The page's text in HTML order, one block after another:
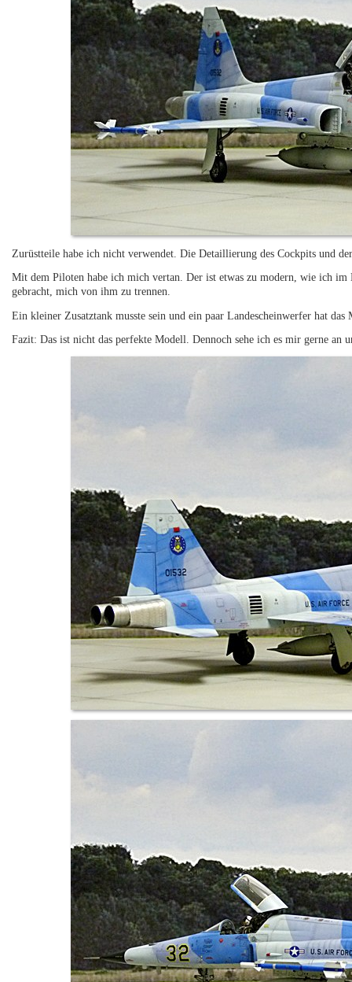
Zurüstteile habe ich nicht verwendet. Die Detaillierung des Cockpits und
Mit dem Piloten habe ich mich vertan. Der ist etwas zu modern, wie ich
gebracht, mich von ihm zu trennen.
Ein kleiner Zusatztank musste sein und ein paar Landescheinwerfer hat das
Fazit: Das ist nicht das perfekte Modell. Dennoch sehe ich es mir gerne